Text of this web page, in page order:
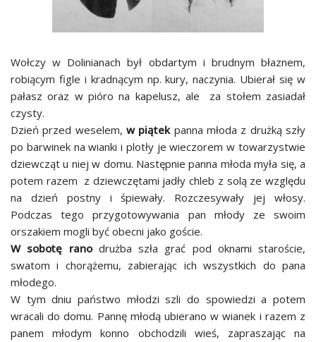
Wołczy w Dolinianach był obdartym i brudnym błaznem,
robiącym figle i kradnącym np. kury, naczynia. Ubierał się w
pałasz oraz w pióro na kapelusz, ale za stołem zasiadał
czysty.
Dzień przed weselem, w piątekpanna młoda z drużką szły
po barwinek na wianki i plotły je wieczorem w towarzystwie
dziewcząt u niej w domu. Następnie panna młoda myła się, a
potem razem z dziewczętami jadły chleb z solą ze względu
na dzień postny i śpiewały. Rozczesywały jej włosy.
Podczas tego przygotowywania pan młody ze swoim
orszakiem mogli być obecni jako goście.
W sobotę ranodrużba szła grać pod oknami staroście,
swatom i chorążemu, zabierając ich wszystkich do pana
młodego.
W tym dniu państwo młodzi szli do spowiedzi a potem
wracali do domu. Pannę młodą ubierano w wianek i razem z
panem młodym konno obchodzili wieś, zapraszając na